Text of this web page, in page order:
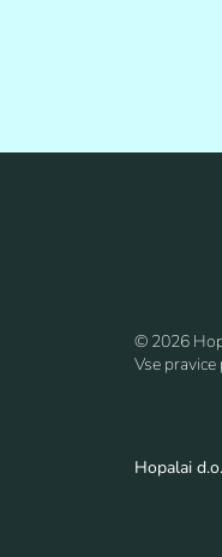
© 2026
Vse pravice
Hopalai